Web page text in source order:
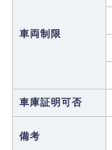
車両制限
車庫証明可否
備考